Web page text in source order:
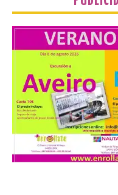
reforzará la
especial de lanzaderas
a Ciriego. El
Turismo de
impulsa nuevas
iniciativas
con el trío de
afianzar a
como referente
astroturismo